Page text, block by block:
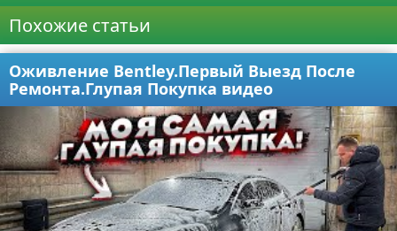
Похожие статьи
Оживление Bentley.Первый Выезд После
Ремонта.Глупая Покупка видео